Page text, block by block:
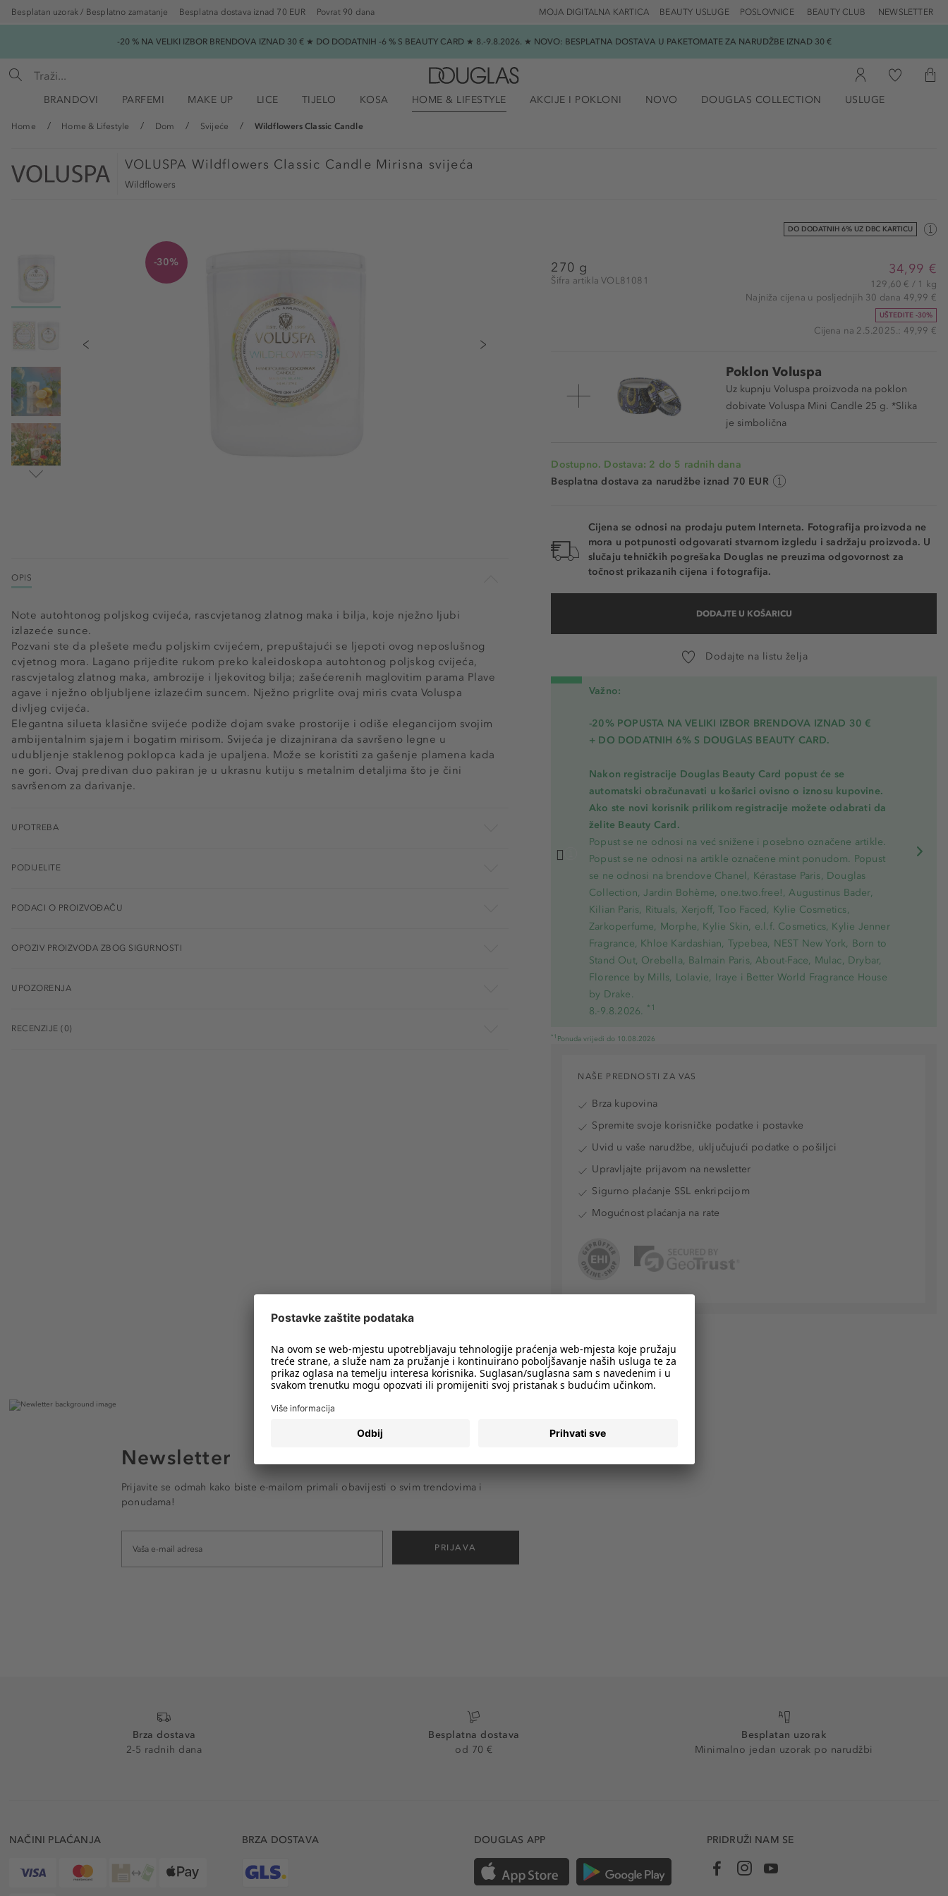
Besplatan uzorak / Besplatno zamatanje Besplatna dostava iznad 70 EUR Povrat 90 dana POSLOVNICE BEAUTY CLUB NEWSLETTER
BEAUTY USLUGE
MOJA DIGITALNA KARTICA
-20 % NA VELIKI IZBOR BRENDOVA IZNAD 30 € ★ DO DODATNIH -6 % S BEAUTY CARD ★ 8.-9.8.2026. ★ NOVO: BESPLATNA DOSTAVA U PAKETOMATE ZA NARUDŽBE IZNAD 30 €
BRANDOVI PARFEMI MAKE UP LICE TIJELO KOSA HOME & LIFESTYLE AKCIJE I POKLONI NOVO DOUGLAS COLLECTION USLUGE
Home Home & Lifestyle Dom Svijeće Wildflowers Classic Candle
VOLUSPA Wildflowers Classic Candle Mirisna svijeća
Wildflowers
DO DODATNIH 6% UZ DBC KARTICU
-30% 270 g
Šifra artikla VOL81081
34,99 €
129,60 € / 1 kg
Najniža cijena u posljednjih 30 dana 49,99 €
UŠTEDITE -30%
Cijena na 2.5.2025.: 49,99 €
Poklon Voluspa
Uz kupnju Voluspa proizvoda na poklon
dobivate Voluspa Mini Candle 25 g. *Slika
je simbolična
Dostupno. Dostava: 2 do 5 radnih dana
Besplatna dostava za narudžbe iznad 70 EUR
Cijena se odnosi na prodaju putem Interneta. Fotografija proizvoda ne
mora u potpunosti odgovarati stvarnom izgledu i sadržaju proizvoda. U
slučaju tehničkih pogrešaka Douglas ne preuzima odgovornost za
točnost prikazanih cijena i fotografija.
DODAJTE U KOŠARICU
Dodajte na listu želja
Važno:
-20% POPUSTA NA VELIKI IZBOR BRENDOVA IZNAD 30 €
+ DO DODATNIH 6% S DOUGLAS BEAUTY CARD.
Nakon registracije Douglas Beauty Card popust će se
automatski obračunavati u košarici ovisno o iznosu kupovine.
Ako ste novi korisnik prilikom registracije možete odabrati da
želite Beauty Card.
Popust se ne odnosi na već snižene i posebno označene artikle.
Popust se ne odnosi na artikle označene mint ponudom. Popust
se ne odnosi na brendove Chanel, Kérastase Paris, Douglas
Collection, Jardin Bohème, one.two.free!, Augustinus Bader,
Kilian Paris, Rituals, Xerjoff, Too Faced, Kylie Cosmetics,
Zarkoperfume, Morphe, Kylie Skin, e.l.f. Cosmetics, Kylie Jenner
Fragrance, Khloe Kardashian, Typebea, NEST New York, Born to
Stand Out, Orebella, Balmain Paris, About-Face, Mulac, Drybar,
Florence by Mills, Lolavie, Iraye i Better World Fragrance House
by Drake.
8.-9.8.2026. *1
*1 Ponuda vrijedi do 10.08.2026
OPIS
Note autohtonog poljskog cvijeća, rascvjetanog zlatnog maka i bilja, koje nježno ljubi
izlazeće sunce.
Pozvani ste da plešete među poljskim cvijećem, prepuštajući se ljepoti ovog neposlušnog
cvjetnog mora. Lagano prijeđite rukom preko kaleidoskopa autohtonog poljskog cvijeća,
rascvjetalog zlatnog maka, ambrozije i ljekovitog bilja; zašećerenih maglovitim parama Plave
agave i nježno obljubljene izlazećim suncem. Nježno prigrlite ovaj miris cvata Voluspa
divljeg cvijeća.
Elegantna silueta klasične svijeće podiže dojam svake prostorije i odiše elegancijom svojim
ambijentalnim sjajem i bogatim mirisom. Svijeća je dizajnirana da savršeno legne u
udubljenje staklenog poklopca kada je upaljena. Može se koristiti za gašenje plamena kada
ne gori. Ovaj predivan duo pakiran je u ukrasnu kutiju s metalnim detaljima što je čini
savršenom za darivanje.
UPOTREBA
PODIJELITE
PODACI O PROIZVOĐAČU
OPOZIV PROIZVODA ZBOG SIGURNOSTI
UPOZORENJA
RECENZIJE (0)
NAŠE PREDNOSTI ZA VAS
Brza kupovina
Spremite svoje korisničke podatke i postavke
Uvid u vaše narudžbe, uključujući podatke o pošiljci
Upravljajte prijavom na newsletter
Sigurno plaćanje SSL enkripcijom
Mogućnost plaćanja na rate
Newsletter
Prijavite se odmah kako biste e-mailom primali obavijesti o svim trendovima i
ponudama!
PRIJAVA
Brza dostava
2-5 radnih dana
Besplatna dostava
od 70 €
Besplatan uzorak
Minimalno jedan uzorak po narudžbi
NAČINI PLAĆANJA BRZA DOSTAVA DOUGLAS APP PRIDRUŽI NAM SE